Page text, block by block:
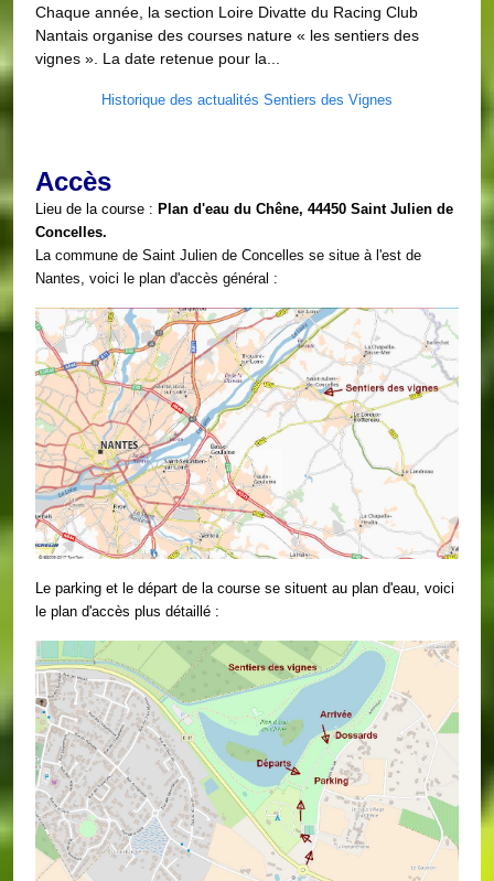
Chaque année, la section Loire Divatte du Racing Club
Nantais organise des courses nature « les sentiers des
vignes ». La date retenue pour la...
Historique des actualités Sentiers des Vignes
Accès
Lieu de la course : Plan d'eau du Chêne, 44450 Saint Julien de
Concelles.
La commune de Saint Julien de Concelles se situe à l'est de
Nantes, voici le plan d'accès général :
Le parking et le départ de la course se situent au plan d'eau, voici
le plan d'accès plus détaillé :